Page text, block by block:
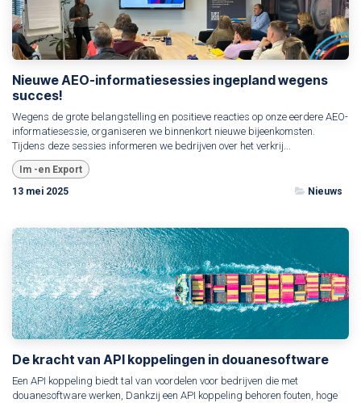
Nieuwe AEO-informatiesessies ingepland wegens
succes!
Wegens de grote belangstelling en positieve reacties op onze eerdere AEO-
informatiesessie, organiseren we binnenkort nieuwe bijeenkomsten.
Tijdens deze sessies informeren we bedrijven over het verkrij...
Im -en Export
13 mei 2025
Nieuws
De kracht van API koppelingen in douanesoftware
Een API koppeling biedt tal van voordelen voor bedrijven die met
douanesoftware werken, Dankzij een API koppeling behoren fouten, hoge